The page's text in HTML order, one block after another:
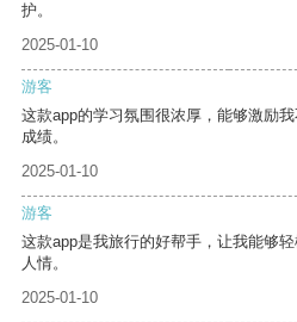
护。
2025-01-10
游客
这款app的学习氛围很浓厚，能够激励
成绩。
2025-01-10
游客
这款app是我旅行的好帮手，让我能够
人情。
2025-01-10